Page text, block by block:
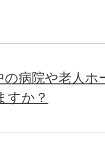
の病院や老人
すか？